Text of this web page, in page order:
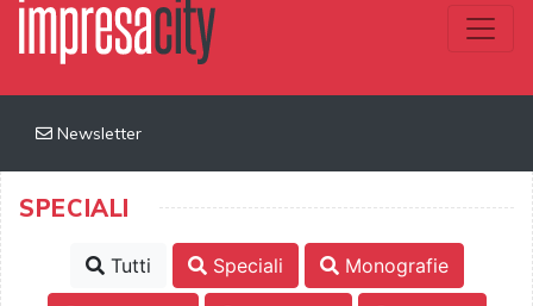
Newsletter
SPECIALI
Tutti Speciali Monografie